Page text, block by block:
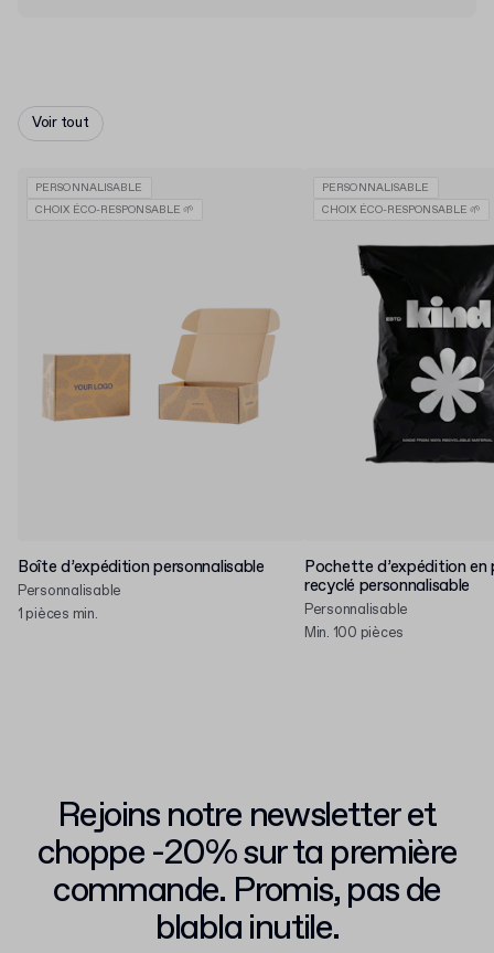
Voir tout
PERSONNALISABLE
CHOIX ÉCO-RESPONSABLE 🌱
Boîte d’expédition personnalisable
Personnalisable
1 pièces min.
PERSONNALISABLE
CHOIX ÉCO-RESPONSABLE 🌱
Pochette d’expédition en
recyclé personnalisable
Personnalisable
Min. 100 pièces
Rejoins notre newsletter et
choppe -20% sur ta première
commande. Promis, pas de
blabla inutile.